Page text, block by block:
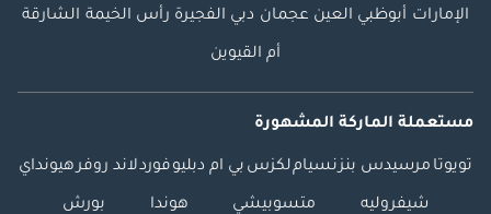
________________________________________
الفوري. • الموقع:
الإمارات أبوظبي العين عجمان دبي الفجيرة رأس الخيمة الشارقة
أم القيوين
مستعملة الماركة المشهورة
تويوتا مرسيدس بنزنسياملكزس بي ام دبليوفوردلاند روفرهيونداي
شيفروليه متسوبيشي هوندا بورش